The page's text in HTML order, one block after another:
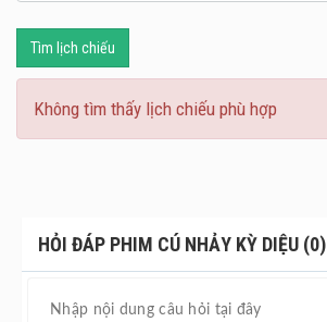
Tìm lịch chiếu
Không tìm thấy lịch chiếu phù hợp
HỎI ĐÁP PHIM CÚ NHẢY KỲ DIỆU (0)